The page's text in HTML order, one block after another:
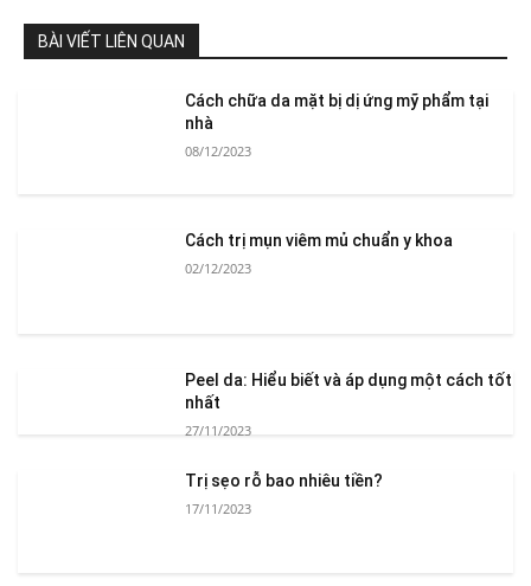
BÀI VIẾT LIÊN QUAN
Cách chữa da mặt bị dị ứng mỹ phẩm tại
nhà
08/12/2023
Cách trị mụn viêm mủ chuẩn y khoa
02/12/2023
Peel da: Hiểu biết và áp dụng một cách tốt
nhất
27/11/2023
Trị sẹo rỗ bao nhiêu tiền?
17/11/2023